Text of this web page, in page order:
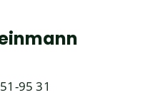
51-95 31